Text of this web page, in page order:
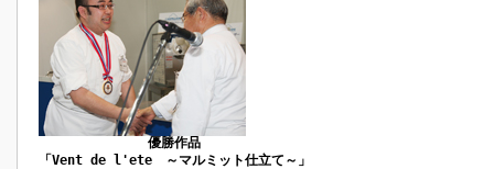
優勝作品
「Vent de l'ete ～マルミット仕立て～」